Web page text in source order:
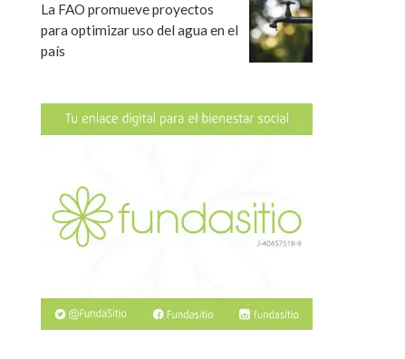
La FAO promueve proyectos
para optimizar uso del agua en el
país